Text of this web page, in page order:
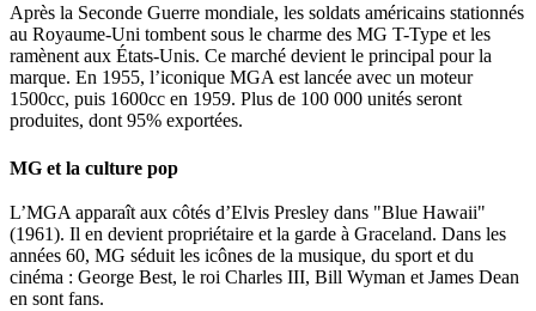
Après la Seconde Guerre mondiale, les soldats américains stationnés
au Royaume-Uni tombent sous le charme des MG T-Type et les
ramènent aux États-Unis. Ce marché devient le principal pour la
marque. En 1955, l’iconique MGA est lancée avec un moteur
1500cc, puis 1600cc en 1959. Plus de 100 000 unités seront
produites, dont 95% exportées.
MG et la culture pop
L’MGA apparaît aux côtés d’Elvis Presley dans "Blue Hawaii"
(1961). Il en devient propriétaire et la garde à Graceland. Dans les
années 60, MG séduit les icônes de la musique, du sport et du
cinéma : George Best, le roi Charles III, Bill Wyman et James Dean
en sont fans.